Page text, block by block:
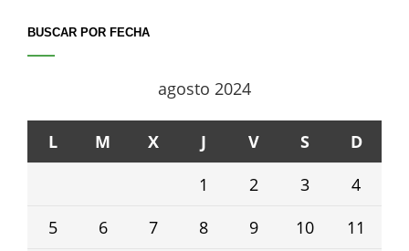
BUSCAR POR FECHA
agosto 2024
L M X J V S
D
1
2 3
4
5
6 7 8 9 10
11